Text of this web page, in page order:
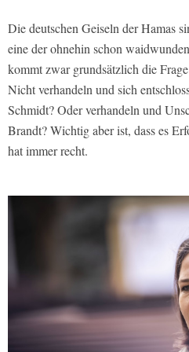
Die deutschen Geiseln der Hamas
eine der ohnehin schon
kommt zwar grundsätzlich die
Nicht verhandeln und sich
Schmidt? Oder verhandeln und
Brandt? Wichtig aber ist, dass es
hat immer recht.